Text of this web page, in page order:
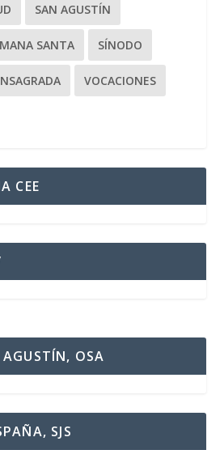
SAN AGUSTÍN
SANTA SÍNODO
VOCACIONES
CEE
AGUSTÍN, OSA
SJS